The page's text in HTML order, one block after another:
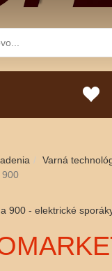
MENU
Varná
900
900 - elektrické